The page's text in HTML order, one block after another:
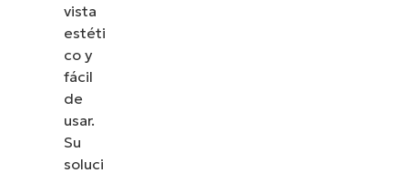
vista
estéti
co y
fácil
de
usar.
Su
soluci